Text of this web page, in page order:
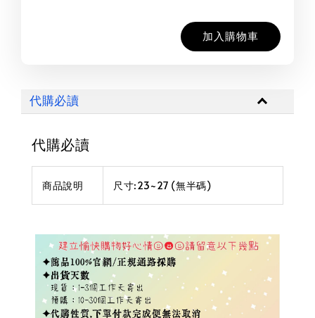
加入購物車
代購必讀
代購必讀
商品說明 尺寸:23~27 (無半碼)